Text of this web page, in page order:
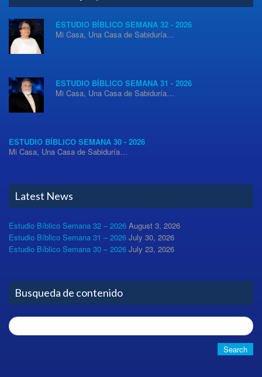
ESTUDIO BÍBLICO SEMANA 32 - 2026
Mi Casa, Una Casa de Sabiduría…
ESTUDIO BÍBLICO SEMANA 31 - 2026
Mi Casa, Una Casa de Sabiduría…
ESTUDIO BÍBLICO SEMANA 30 - 2026
Mi Casa, Una Casa de Sabiduría…
Latest News
Estudio Bíblico Semana 32 – 2026 August 3, 2026
Estudio Bíblico Semana 31 – 2026 July 30, 2026
Estudio Bíblico Semana 30 – 2026 July 23, 2026
Busqueda de contenido
Search
for: